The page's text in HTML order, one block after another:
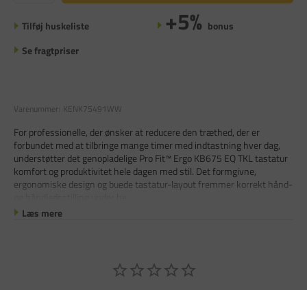
Tilføj huskeliste +5% bonus
Se fragtpriser
Varenummer: KENK75491WW
For professionelle, der ønsker at reducere den træthed, der er
forbundet med at tilbringe mange timer med indtastning hver dag,
understøtter det genopladelige Pro Fit™ Ergo KB675 EQ TKL tastatur
komfort og produktivitet hele dagen med stil. Det formgivne,
ergonomiske design og buede tastatur-layout fremmer korrekt hånd-
Læs mere